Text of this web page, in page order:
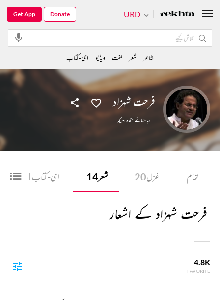
فرحت شہزاد
ریاستہائے متحدہ امریکہ
تمام غزل20 شعر14 ای-کتاب1
فرحت شہزاد کے اشعار
4.8K
FAVORITE
URD
Get App Donate
شاعر شعر لغت ویڈیو ای-کتاب